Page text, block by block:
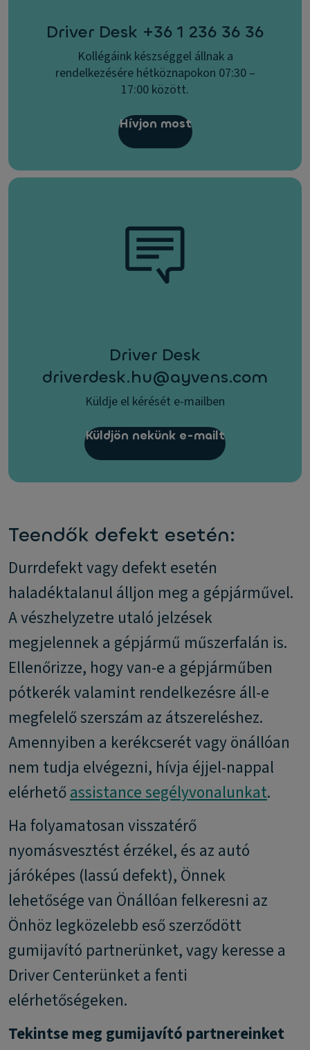
Driver Desk +36 1 236 36 36
Kollégáink készséggel állnak a
rendelkezésére hétköznapokon 07:30 –
17:00 között.
Hívjon most
Driver Desk
driverdesk.hu@ayvens.com
Küldje el kérését e-mailben
Küldjön nekünk e-mailt
Teendők defekt esetén:
Durrdefekt vagy defekt esetén
haladéktalanul álljon meg a gépjárművel.
A vészhelyzetre utaló jelzések
megjelennek a gépjármű műszerfalán is.
Ellenőrizze, hogy van-e a gépjárműben
pótkerék valamint rendelkezésre áll-e
megfelelő szerszám az átszereléshez.
Amennyiben a kerékcserét vagy önállóan
nem tudja elvégezni, hívja éjjel-nappal
elérhetőassistance segélyvonalunkat.
Ha folyamatosan visszatérő
nyomásvesztést érzékel, és az autó
járóképes (lassú defekt), Önnek
lehetősége van Önállóan felkeresni az
Önhöz legközelebb eső szerződött
gumijavító partnerünket, vagy keresse a
Driver Centerünket a fenti
elérhetőségeken.
Tekintse meg gumijavító partnereinket